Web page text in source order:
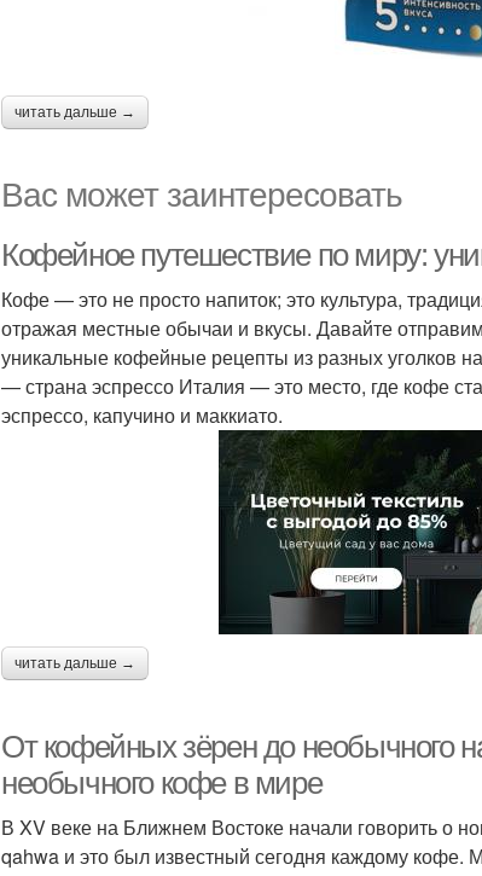
читать дальше →
Вас может заинтересовать
Кофейное путешествие по миру:
Кофе — это не просто напиток; это культура,
отражая местные обычаи и вкусы. Давайте
уникальные кофейные рецепты из разных уголков
— страна эспрессо Италия — это место, где кофе
эспрессо, капучино и маккиато.
читать дальше →
От кофейных зёрен до необычного
необычного кофе в мире
В XV веке на Ближнем Востоке начали говорить о
qahwa и это был известный сегодня каждому кофе.